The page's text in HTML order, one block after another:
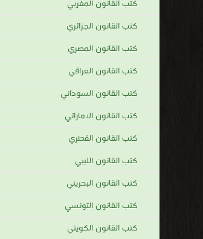
كتب القانون المغربي
كتب القانون الجزائري
كتب القانون المصري
كتب القانون العراقي
كتب القانون السوداني
كتب القانون الاماراتي
كتب القانون القطري
كتب القانون الليبي
كتب القانون البحريني
كتب القانون التونسي
كتب القانون الكويتي